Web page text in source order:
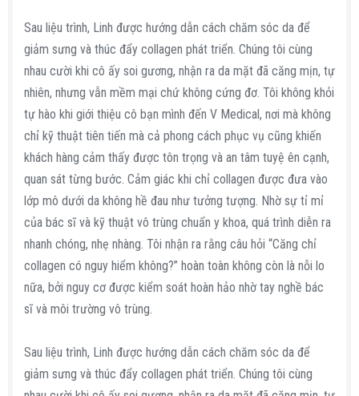
Sau liệu trình, Linh được hướng dẫn cách chăm sóc da để
giảm sưng và thúc đẩy collagen phát triển. Chúng tôi cùng
nhau cười khi cô ấy soi gương, nhận ra da mặt đã căng mịn, tự
nhiên, nhưng vẫn mềm mại chứ không cứng đơ. Tôi không khỏi
tự hào khi giới thiệu cô bạn mình đến V Medical, nơi mà không
chỉ kỹ thuật tiên tiến mà cả phong cách phục vụ cũng khiến
khách hàng cảm thấy được tôn trọng và an tâm tuyệ ên cạnh,
quan sát từng bước. Cảm giác khi chỉ collagen được đưa vào
lớp mô dưới da không hề đau như tưởng tượng. Nhờ sự tỉ mỉ
của bác sĩ và kỹ thuật vô trùng chuẩn y khoa, quá trình diễn ra
nhanh chóng, nhẹ nhàng. Tôi nhận ra rằng câu hỏi “Căng chỉ
collagen có nguy hiểm không?” hoàn toàn không còn là nỗi lo
nữa, bởi nguy cơ được kiểm soát hoàn hảo nhờ tay nghề bác
sĩ và môi trường vô trùng.
Sau liệu trình, Linh được hướng dẫn cách chăm sóc da để
giảm sưng và thúc đẩy collagen phát triển. Chúng tôi cùng